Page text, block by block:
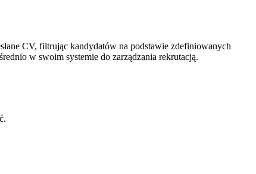
CV, filtrując kandydatów na podstawie zdefiniowanych
w swoim systemie do zarządzania rekrutacją.